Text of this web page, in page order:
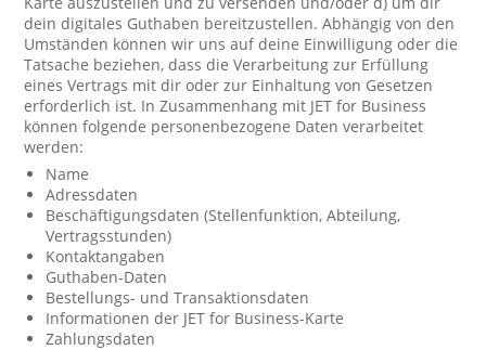
dein digitales Guthaben bereitzustellen. Abhängig von den
Umständen können wir uns auf deine Einwilligung oder die
Tatsache beziehen, dass die Verarbeitung zur Erfüllung
eines Vertrags mit dir oder zur Einhaltung von Gesetzen
erforderlich ist. In Zusammenhang mit JET for Business
können folgende personenbezogene Daten verarbeitet
werden:
Name
Adressdaten
Beschäftigungsdaten (Stellenfunktion, Abteilung,
Vertragsstunden)
Kontaktangaben
Guthaben-Daten
Bestellungs- und Transaktionsdaten
Informationen der JET for Business-Karte
Zahlungsdaten